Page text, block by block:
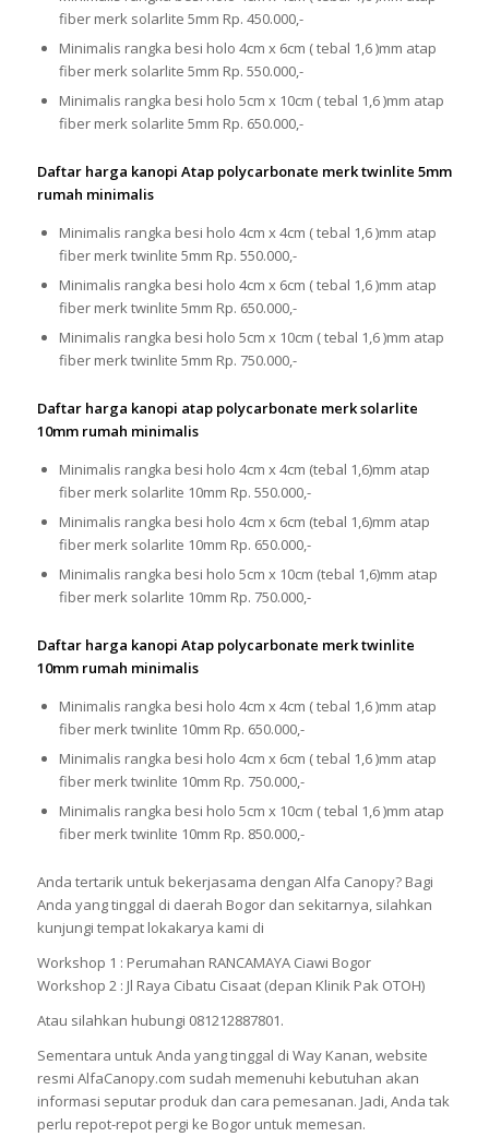
fiber merk solarlite 5mm Rp. 450.000,-
Minimalis rangka besi holo 4cm x 6cm ( tebal 1,6 )mm atap
fiber merk solarlite 5mm Rp. 550.000,-
Minimalis rangka besi holo 5cm x 10cm ( tebal 1,6 )mm atap
fiber merk solarlite 5mm Rp. 650.000,-
Daftar harga kanopi Atap polycarbonate merk twinlite 5mm
rumah minimalis
Minimalis rangka besi holo 4cm x 4cm ( tebal 1,6 )mm atap
fiber merk twinlite 5mm Rp. 550.000,-
Minimalis rangka besi holo 4cm x 6cm ( tebal 1,6 )mm atap
fiber merk twinlite 5mm Rp. 650.000,-
Minimalis rangka besi holo 5cm x 10cm ( tebal 1,6 )mm atap
fiber merk twinlite 5mm Rp. 750.000,-
Daftar harga kanopi atap polycarbonate merk solarlite
10mm rumah minimalis
Minimalis rangka besi holo 4cm x 4cm (tebal 1,6)mm atap
fiber merk solarlite 10mm Rp. 550.000,-
Minimalis rangka besi holo 4cm x 6cm (tebal 1,6)mm atap
fiber merk solarlite 10mm Rp. 650.000,-
Minimalis rangka besi holo 5cm x 10cm (tebal 1,6)mm atap
fiber merk solarlite 10mm Rp. 750.000,-
Daftar harga kanopi Atap polycarbonate merk twinlite
10mm rumah minimalis
Minimalis rangka besi holo 4cm x 4cm ( tebal 1,6 )mm atap
fiber merk twinlite 10mm Rp. 650.000,-
Minimalis rangka besi holo 4cm x 6cm ( tebal 1,6 )mm atap
fiber merk twinlite 10mm Rp. 750.000,-
Minimalis rangka besi holo 5cm x 10cm ( tebal 1,6 )mm atap
fiber merk twinlite 10mm Rp. 850.000,-
Anda tertarik untuk bekerjasama dengan Alfa Canopy? Bagi
Anda yang tinggal di daerah Bogor dan sekitarnya, silahkan
kunjungi tempat lokakarya kami di
Workshop 1 : Perumahan RANCAMAYA Ciawi Bogor
Workshop 2 : Jl Raya Cibatu Cisaat (depan Klinik Pak OTOH)
Atau silahkan hubungi 081212887801.
Sementara untuk Anda yang tinggal di Way Kanan, website
resmi AlfaCanopy.com sudah memenuhi kebutuhan akan
informasi seputar produk dan cara pemesanan. Jadi, Anda tak
perlu repot-repot pergi ke Bogor untuk memesan.